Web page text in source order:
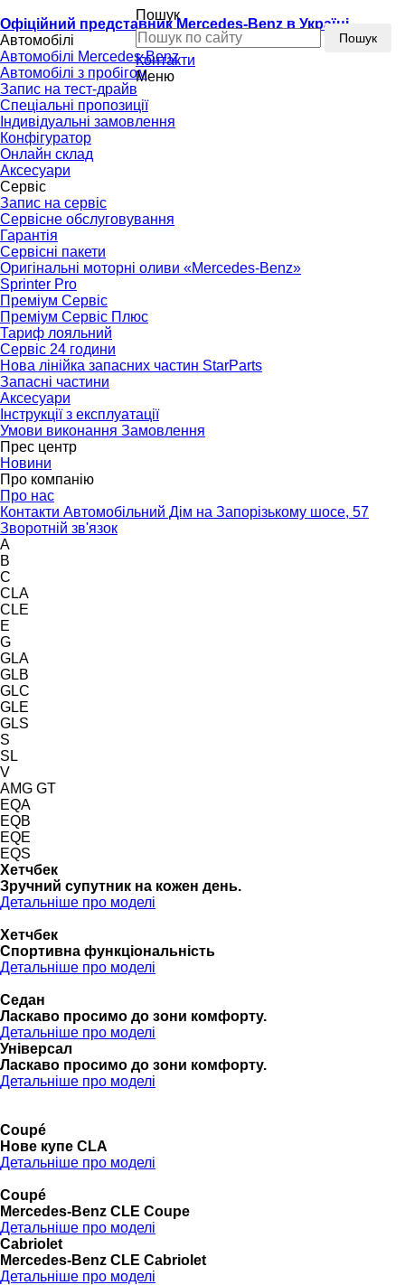
Офіційний представник Mercedes-Benz в Україні
Пошук
Пошук
Контакти
Меню
Автомобілі
Автомобілі Mercedes-Benz
Автомобілі з пробігом
Запис на тест-драйв
Спеціальні пропозиції
Індивідуальні замовлення
Конфігуратор
Онлайн склад
Аксесуари
Сервіс
Запис на сервіс
Сервісне обслуговування
Гарантія
Сервісні пакети
Оригінальні моторні оливи «Mercedes-Benz»
Sprinter Pro
Преміум Сервіс
Преміум Сервіс Плюс
Тариф лояльний
Сервіс 24 години
Нова лінійка запасних частин StarParts
Запасні частини
Аксесуари
Інструкції з експлуатації
Умови виконання Замовлення
Прес центр
Новини
Про компанію
Про нас
Контакти Автомобільний Дім на Запорізькому шосе, 57
Зворотній зв'язок
A
B
C
CLA
CLE
E
G
GLA
GLB
GLC
GLE
GLS
S
SL
V
AMG GT
EQA
EQB
EQE
EQS
Хетчбек
Зручний супутник на кожен день.
Детальніше про моделі
Хетчбек
Спортивна функціональність
Детальніше про моделі
Седан
Ласкаво просимо до зони комфорту.
Детальніше про моделі
Універсал
Ласкаво просимо до зони комфорту.
Детальніше про моделі
Coupé
Нове купе CLA
Детальніше про моделі
Coupé
Mercedes-Benz CLE Coupe
Детальніше про моделі
Cabriolet
Mercedes-Benz CLE Cabriolet
Детальніше про моделі